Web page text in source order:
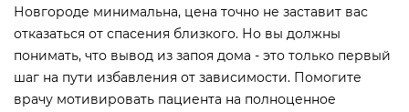
Новгороде минимальна, цена точно не заставит вас
отказаться от спасения близкого. Но вы должны
понимать, что вывод из запоя дома - это только первый
шаг на пути избавления от зависимости. Помогите
врачу мотивировать пациента на полноценное